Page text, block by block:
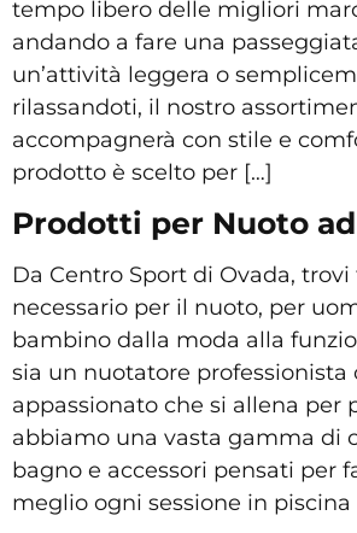
tempo libero delle migliori
andando a fare una
un’attività leggera o
rilassandoti, il nostro
accompagnerà con stile e
prodotto è scelto per […]
Prodotti per Nuoto
Da Centro Sport di Ovada,
necessario per il nuoto, per
bambino dalla moda alla
sia un nuotatore professionista
appassionato che si allena per
abbiamo una vasta gamma di
bagno e accessori pensati per
meglio ogni sessione in piscina